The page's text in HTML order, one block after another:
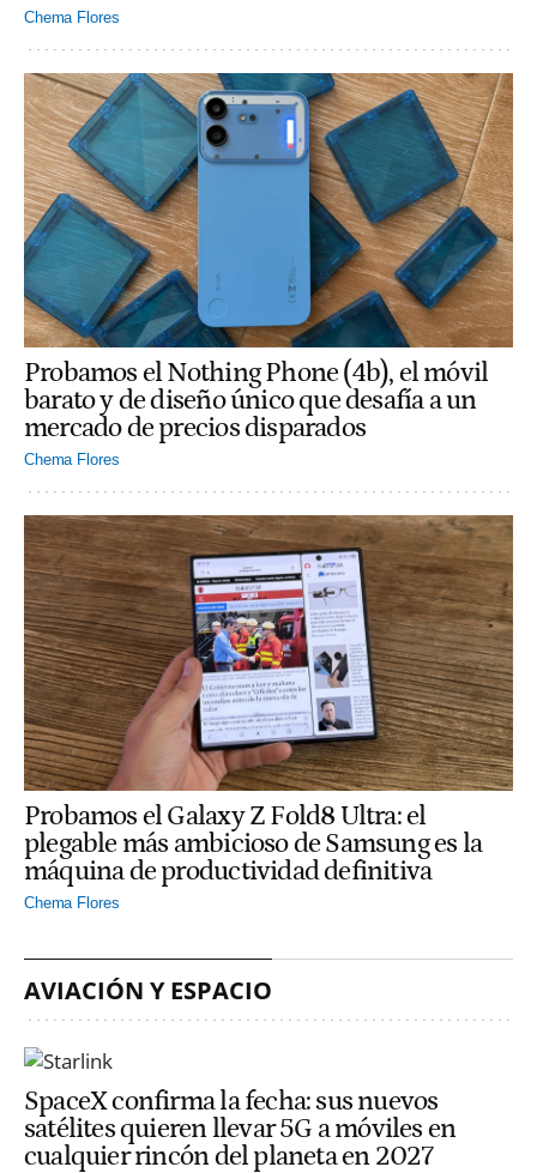
Chema Flores
Probamos el Nothing Phone (4b), el móvil
barato y de diseño único que desafía a un
mercado de precios disparados
Chema Flores
Probamos el Galaxy Z Fold8 Ultra: el
plegable más ambicioso de Samsung es la
máquina de productividad definitiva
Chema Flores
AVIACIÓN Y ESPACIO
SpaceX confirma la fecha: sus nuevos
satélites quieren llevar 5G a móviles en
cualquier rincón del planeta en 2027